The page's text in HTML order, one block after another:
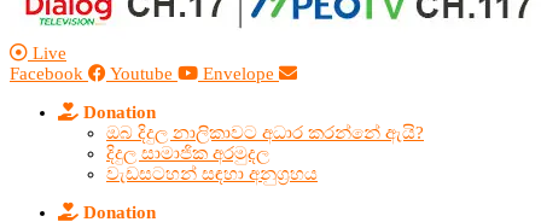
Live
Facebook
Youtube Envelope
Donation
ඔබ දිදුල නාලිකාවට අධාර කරන්නේ ඇයි?
දිදුල සාමාජික අරමුදල
වැඩසටහන් සඳහා අනුග්‍රහය
Donation